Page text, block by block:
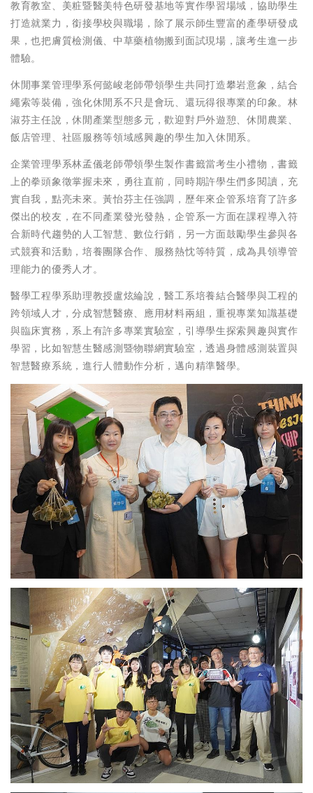
教育教室、美粧暨醫美特色研發基地等實作學習場域，協助學生
打造就業力，銜接學校與職場，除了展示師生豐富的產學研發成
果，也把膚質檢測儀、中草藥植物搬到面試現場，讓考生進一步
體驗。
休閒事業管理學系何懿峻老師帶領學生共同打造攀岩意象，結合
繩索等裝備，強化休閒系不只是會玩、還玩得很專業的印象。林
淑芬主任說，休閒產業型態多元，歡迎對戶外遊憩、休閒農業、
飯店管理、社區服務等領域感興趣的學生加入休閒系。
企業管理學系林孟儀老師帶領學生製作書籤當考生小禮物，書籤
上的拳頭象徵掌握未來，勇往直前，同時期許學生們多閱讀，充
實自我，點亮未來。黃怡芬主任強調，歷年來企管系培育了許多
傑出的校友，在不同產業發光發熱，企管系一方面在課程導入符
合新時代趨勢的人工智慧、數位行銷，另一方面鼓勵學生參與各
式競賽和活動，培養團隊合作、服務熱忱等特質，成為具領導管
理能力的優秀人才。
醫學工程學系助理教授盧炫綸說，醫工系培養結合醫學與工程的
跨領域人才，分成智慧醫療、應用材料兩組，重視專業知識基礎
與臨床實務，系上有許多專業實驗室，引導學生探索興趣與實作
學習，比如智慧生醫感測暨物聯網實驗室，透過身體感測裝置與
智慧醫療系統，進行人體動作分析，邁向精準醫學。